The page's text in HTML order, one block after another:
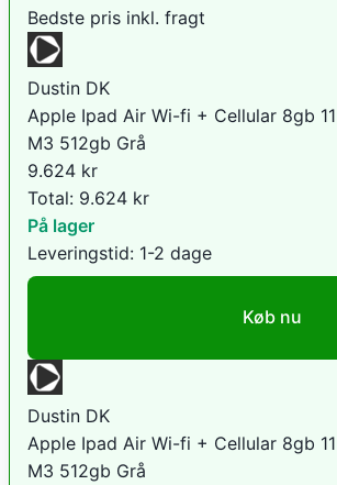
Bedste pris inkl. fragt
Dustin DK
Apple Ipad Air Wi-fi + Cellular 8gb
M3 512gb Grå
9.624 kr
Total: 9.624 kr
På lager
Leveringstid: 1-2 dage
Køb nu
Dustin DK
Apple Ipad Air Wi-fi + Cellular 8gb
M3 512gb Grå